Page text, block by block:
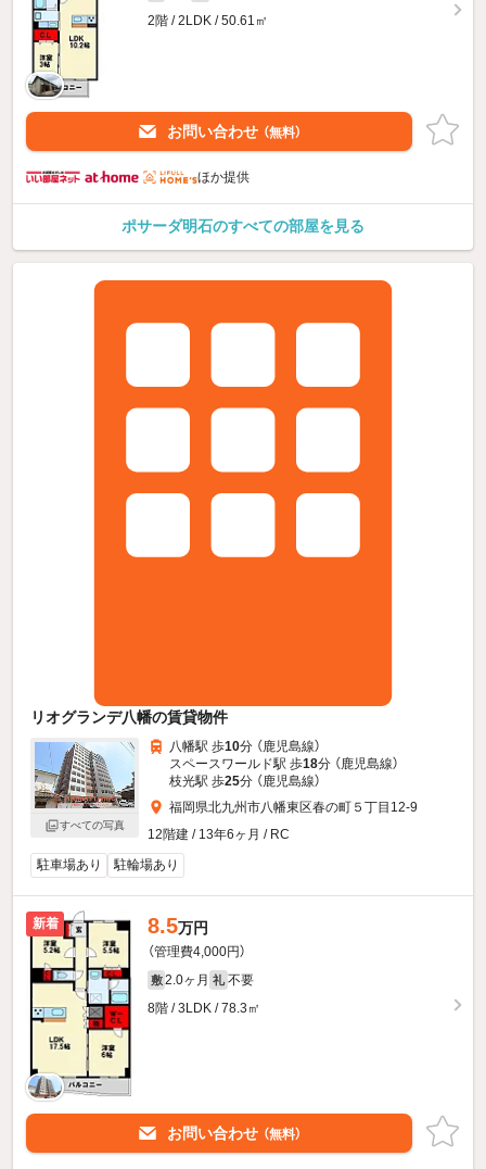
2階 / 2LDK / 50.61㎡
お問い合わせ （無料）
ほか提供
ポサーダ明石のすべての部屋を見る
リオグランデ八幡の賃貸物件
すべての写真
八幡駅 歩10分 （鹿児島線）
スペースワールド駅 歩18分 （鹿児島線）
枝光駅 歩25分 （鹿児島線）
福岡県北九州市八幡東区春の町５丁目12-9
12階建 / 13年6ヶ月 / RC
駐車場あり
駐輪場あり
新着 8.5万円
（管理費4,000円）
敷 2.0ヶ月 礼 不要
8階 / 3LDK / 78.3㎡
お問い合わせ （無料）